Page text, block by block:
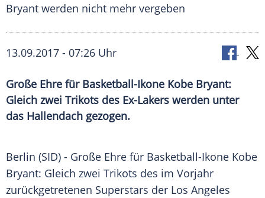
Bryant werden nicht mehr vergeben
13.09.2017 - 07:26 Uhr
Große Ehre für Basketball-Ikone Kobe Bryant:
Gleich zwei Trikots des Ex-Lakers werden unter
das Hallendach gezogen.
Berlin (SID) - Große Ehre für Basketball-Ikone Kobe
Bryant: Gleich zwei Trikots des im Vorjahr
zurückgetretenen Superstars der Los Angeles